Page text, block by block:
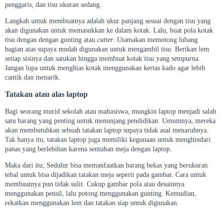
penggaris, dan tisu ukuran sedang.
Langkah untuk membuatnya adalah ukur panjang sesuai dengan tisu yang
akan digunakan untuk memasukkan ke dalam kotak. Lalu, buat pola kotak
tisu dengan dengan gunting atau cutter. Utamakan memotong lubang
bagian atas supaya mudah digunakan untuk mengambil tisu. Berikan lem
setiap sisinya dan satukan hingga membuat kotak tisu yang sempurna.
Jangan lupa untuk menghias kotak menggunakan kertas kado agar lebih
cantik dan menarik.
Tatakan atau alas laptop
Bagi seorang murid sekolah atau mahasiswa, mungkin laptop menjadi salah
satu barang yang penting untuk menunjang pendidikan. Umumnya, mereka
akan membutuhkan sebuah tatakan laptop supaya tidak asal menaruhnya.
Tak hanya itu, tatakan laptop juga memiliki kegunaan untuk menghindari
panas yang berlebihan karena sentuhan meja dengan laptop.
Maka dari itu, Sedulur bisa memanfaatkan barang bekas yang berukuran
tebal untuk bisa dijadikan tatakan meja seperti pada gambar. Cara untuk
membuatnya pun tidak sulit. Cukup gambar pola atau desainnya
menggunakan pensil, lalu potong menggunakan gunting. Kemudian,
rekatkan menggunakan lem dan tatakan siap untuk digunakan.